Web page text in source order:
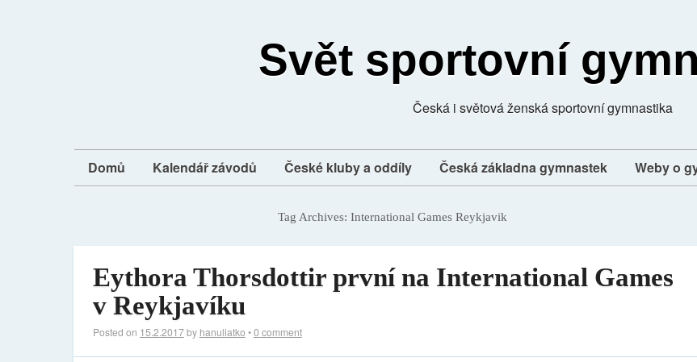
Svět sportovní
Česká i světová ženská sportovní gymnastika
Domů Kalendář závodů České kluby a oddíly Česká základna gymnastek Weby o
Tag Archives:International Games Reykjavik
Eythora Thorsdottir první na International Games
v Reykjavíku
Posted on 15.2.2017by hanuliatko •0 comment